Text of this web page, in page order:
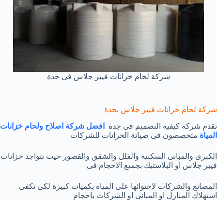
شركة لحام خزانات فيبر جلاس فى جدة
شركة لحام خزانات فيبر جلاس بجدة
تقدم شركة كيفية التصميم فى جدة
افضل شركة اصلاح ولحام خزانات
المياة متخصصون فى صيانة الخزانات للشركات
الكبرى والمبانى السكنية والفلل والشقق والقصور حيث تتواجد خزانات
فيبر جلاس او البلاستيك بجميع الاحجام فى
المصانع والشركات لاحتوائها على المياة بكميات كبيرة لكى تكفى
استهلاك المنازل او المبانى او الشركات باحجام